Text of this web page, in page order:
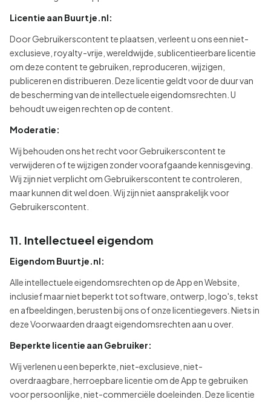
Licentie aan Buurtje.nl:
Door Gebruikerscontent te plaatsen, verleent u ons een niet-
exclusieve, royalty-vrije, wereldwijde, sublicentieerbare licentie
om deze content te gebruiken, reproduceren, wijzigen,
publiceren en distribueren. Deze licentie geldt voor de duur van
de bescherming van de intellectuele eigendomsrechten. U
behoudt uw eigen rechten op de content.
Moderatie:
Wij behouden ons het recht voor Gebruikerscontent te
verwijderen of te wijzigen zonder voorafgaande kennisgeving.
Wij zijn niet verplicht om Gebruikerscontent te controleren,
maar kunnen dit wel doen. Wij zijn niet aansprakelijk voor
Gebruikerscontent.
11. Intellectueel eigendom
Eigendom Buurtje.nl:
Alle intellectuele eigendomsrechten op de App en Website,
inclusief maar niet beperkt tot software, ontwerp, logo's, tekst
en afbeeldingen, berusten bij ons of onze licentiegevers. Niets in
deze Voorwaarden draagt eigendomsrechten aan u over.
Beperkte licentie aan Gebruiker:
Wij verlenen u een beperkte, niet-exclusieve, niet-
overdraagbare, herroepbare licentie om de App te gebruiken
voor persoonlijke, niet-commerciële doeleinden. Deze licentie